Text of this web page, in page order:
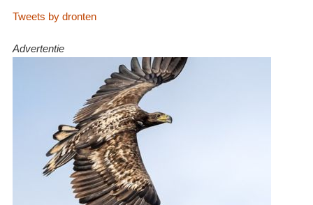
Tweets by dronten
Advertentie